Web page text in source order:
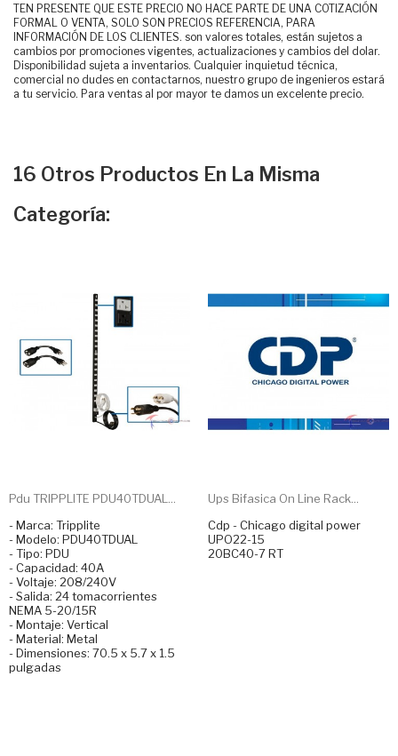
TEN PRESENTE QUE ESTE PRECIO NO HACE PARTE DE UNA COTIZACIÓN
FORMAL O VENTA, SOLO SON PRECIOS REFERENCIA, PARA
INFORMACIÓN DE LOS CLIENTES. son valores totales, están sujetos a
cambios por promociones vigentes, actualizaciones y cambios del dolar.
Disponibilidad sujeta a inventarios. Cualquier inquietud técnica,
comercial no dudes en contactarnos, nuestro grupo de ingenieros estará
a tu servicio. Para ventas al por mayor te damos un excelente precio.
16 Otros Productos En La Misma
Categoría:
Pdu TRIPPLITE PDU40TDUAL...
- Marca: Tripplite
- Modelo: PDU40TDUAL
- Tipo: PDU
- Capacidad: 40A
- Voltaje: 208/240V
- Salida: 24 tomacorrientes
NEMA 5-20/15R
- Montaje: Vertical
- Material: Metal
- Dimensiones: 70.5 x 5.7 x 1.5
pulgadas
Ups Bifasica On Line Rack...
Cdp - Chicago digital power
UPO22-15
20BC40-7 RT